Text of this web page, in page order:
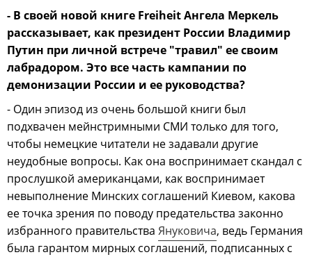
- В своей новой книге Freiheit Ангела Меркель
рассказывает, как президент России Владимир
Путин при личной встрече "травил" ее своим
лабрадором. Это все часть кампании по
демонизации России и ее руководства?
- Один эпизод из очень большой книги был
подхвачен мейнстримными СМИ только для того,
чтобы немецкие читатели не задавали другие
неудобные вопросы. Как она воспринимает скандал с
прослушкой американцами, как воспринимает
невыполнение Минских соглашений Киевом, какова
ее точка зрения по поводу предательства законно
избранного правительства Януковича, ведь Германия
была гарантом мирных соглашений, подписанных с